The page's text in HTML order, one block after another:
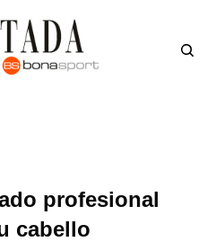
profesional
cabello